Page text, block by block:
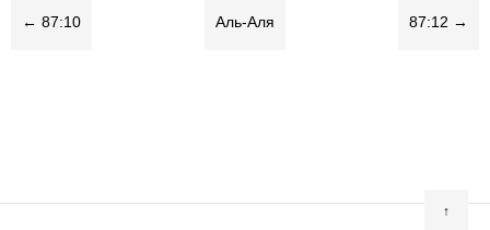
← 87:10 Аль-Аля 87:12 →
↑